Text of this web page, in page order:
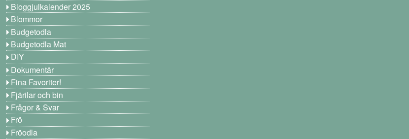
Bloggjulkalender 2025
Blommor
Budgetodla
Budgetodla Mat
DIY
Dokumentär
Fina Favoriter!
Fjärilar och bin
Frågor & Svar
Frö
Fröodla